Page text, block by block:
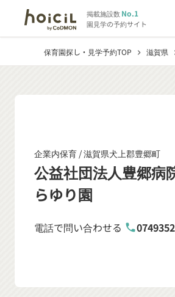
掲載施設数No.1
園見学の予約サイト
保育園探し・見学予約TOP chevron_right 滋賀県
企業内保育 /滋賀県犬上郡豊郷町
公益社団法人豊郷病
らゆり園
電話で問い合わせる phone